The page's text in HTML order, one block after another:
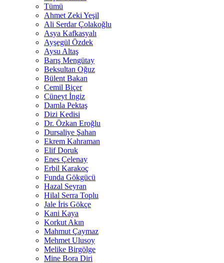
Tümü
Ahmet Zeki Yeşil
Ali Serdar Çolakoğlu
Asya Kafkasyalı
Ayşegül Özdek
Aysu Altaş
Barış Mengütay
Beksultan Oğuz
Bülent Bakan
Cemil Biçer
Cüneyt İngiz
Damla Pektaş
Dizi Kedisi
Dr. Özkan Eroğlu
Dursaliye Şahan
Ekrem Kahraman
Elif Doruk
Enes Çelenay
Erbil Karakoç
Funda Gökgücü
Hazal Seyran
Hilal Serra Toplu
Jale İris Gökçe
Kani Kaya
Korkut Akın
Mahmut Çaymaz
Mehmet Ulusoy
Melike Birgölge
Mine Bora Diri